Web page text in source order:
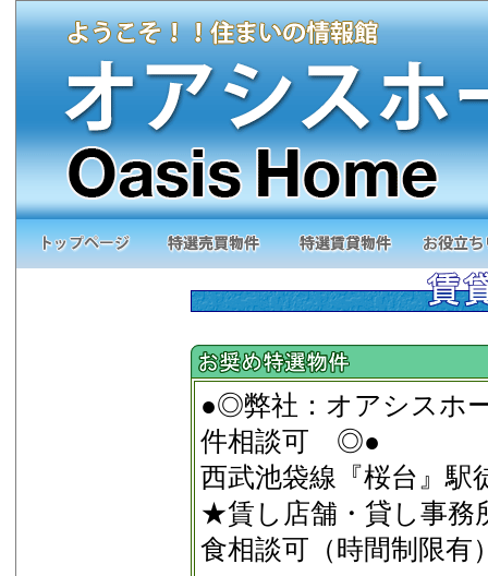
●◎弊社：オアシスホ
件相談可 ◎●
西武池袋線『桜台』駅
★賃し店舗・貸し事務
食相談可（時間制限